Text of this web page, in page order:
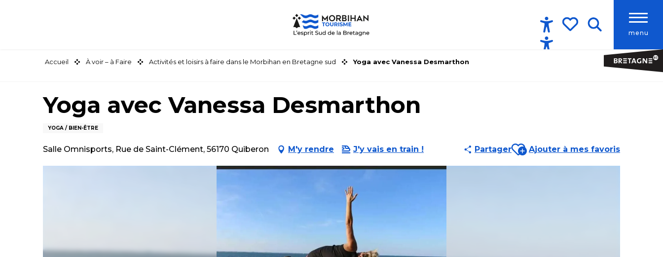
menu
Accessibilité
Accueil À voir – à Faire Activités et loisirs à faire dans le Morbihan en Bretagne sud Yoga avec Vanessa Desmarthon
Yoga avec Vanessa Desmarthon
YOGA / BIEN-ÊTRE
Salle Omnisports, Rue de Saint-Clément, 56170 Quiberon M'y rendre J'y vais en train ! PartagerAjouter aux favoris
Ajouter à mes favoris